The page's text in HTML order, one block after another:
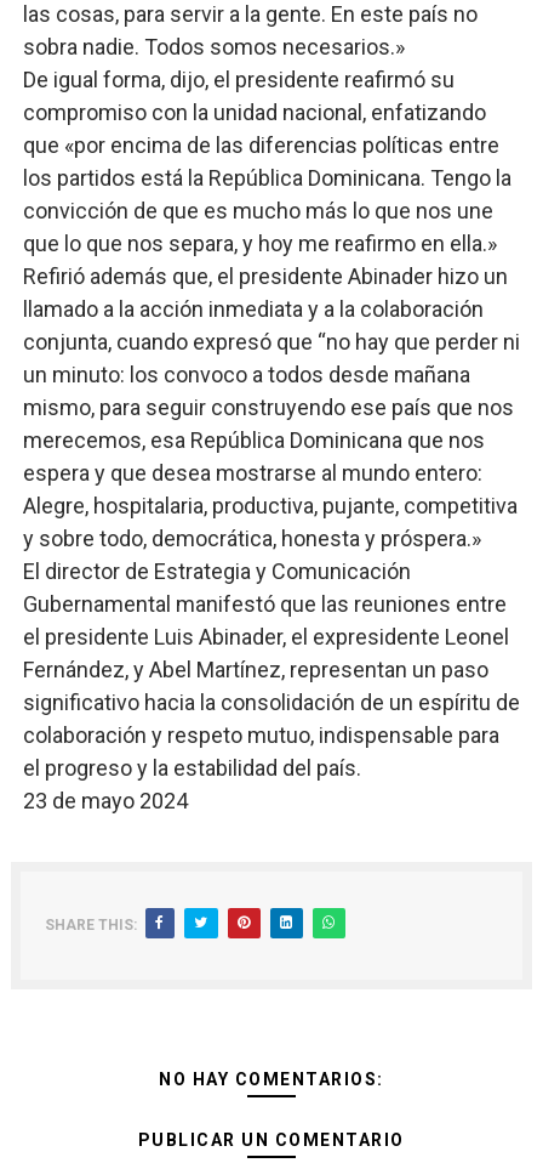
las cosas, para servir a la gente. En este país no
sobra nadie. Todos somos necesarios.»
De igual forma, dijo, el presidente reafirmó su
compromiso con la unidad nacional, enfatizando
que «por encima de las diferencias políticas entre
los partidos está la República Dominicana. Tengo la
convicción de que es mucho más lo que nos une
que lo que nos separa, y hoy me reafirmo en ella.»
Refirió además que, el presidente Abinader hizo un
llamado a la acción inmediata y a la colaboración
conjunta, cuando expresó que “no hay que perder ni
un minuto: los convoco a todos desde mañana
mismo, para seguir construyendo ese país que nos
merecemos, esa República Dominicana que nos
espera y que desea mostrarse al mundo entero:
Alegre, hospitalaria, productiva, pujante, competitiva
y sobre todo, democrática, honesta y próspera.»
El director de Estrategia y Comunicación
Gubernamental manifestó que las reuniones entre
el presidente Luis Abinader, el expresidente Leonel
Fernández, y Abel Martínez, representan un paso
significativo hacia la consolidación de un espíritu de
colaboración y respeto mutuo, indispensable para
el progreso y la estabilidad del país.
23 de mayo 2024
SHARE THIS:
NO HAY COMENTARIOS:
PUBLICAR UN COMENTARIO